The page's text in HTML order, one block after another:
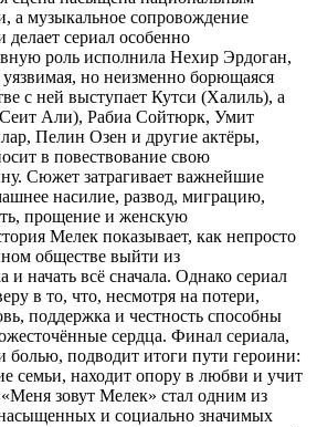
а музыкальное сопровождение
делает сериал особенно
роль исполнила Нехир Эрдоган,
но неизменно борющаяся
с ней выступает Кутси (Халиль), а
Али), Рабиа Сойтюрк, Умит
Пелин Озен и другие актёры,
в повествование свою
Сюжет затрагивает важнейшие
насилие, развод, миграцию,
прощение и женскую
Мелек показывает, как непросто
обществе выйти из
и начать всё сначала. Однако сериал
в то, что, несмотря на потери,
поддержка и честность способны
сердца. Финал сериала,
болью, подводит итоги пути героини:
семьи, находит опору в любви и учит
зовут Мелек» стал одним из
и социально значимых